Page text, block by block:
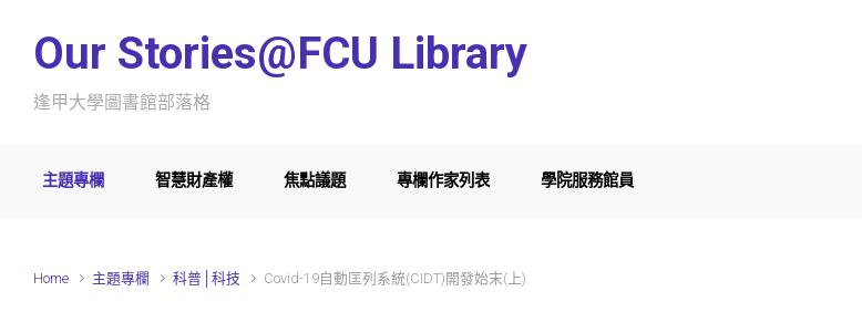
Our Stories@FCU Library
逢甲大學圖書館部落格
主題專欄 智慧財產權 焦點議題 專欄作家列表 學院服務館員
Home 主題專欄 科普│科技 Covid-19自動匡列系統(CIDT)開發始末(上)